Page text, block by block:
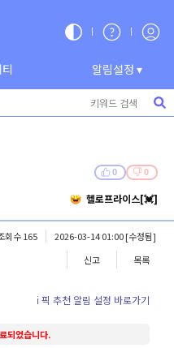
알림설정 ▾
0 0
헬로프라이스[💓]
회수 165 2026-03-14 01:00[수정됨]
신고
목록
ℹ️ 픽 추천 알림 설정 바로가기
되었습니다.